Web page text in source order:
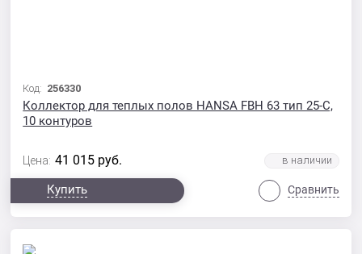
Код: 256330
Коллектор для теплых полов HANSA FBH 63 тип 25-С,
10 контуров
Цена: 41 015 руб.
Купить Сравнить